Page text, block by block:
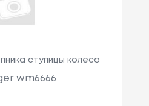
ступицы колеса
wm6666